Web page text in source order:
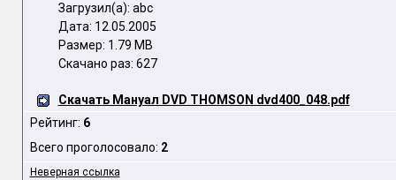
Загрузил(а): abc
Дата: 12.05.2005
Размер: 1.79 MB
Скачано раз: 627
Скачать Мануал DVD THOMSON dvd400_048.pdf
Рейтинг: 6
Всего проголосовало: 2
Неверная ссылка